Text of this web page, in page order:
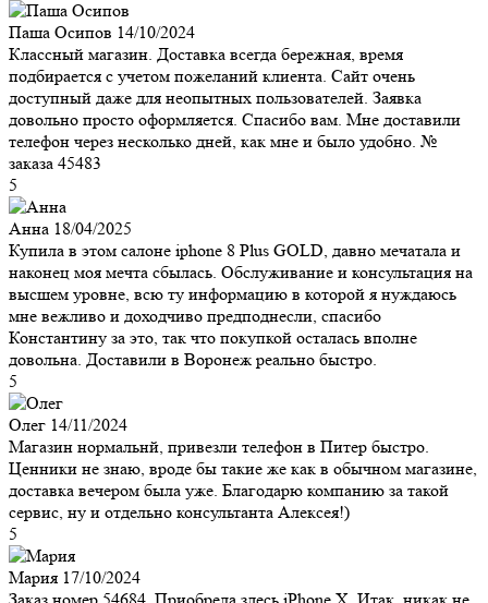
Паша Осипов 14/10/2024
Классный магазин. Доставка всегда бережная, время
подбирается с учетом пожеланий клиента. Сайт очень
доступный даже для неопытных пользователей. Заявка
довольно просто оформляется. Спасибо вам. Мне доставили
телефон через несколько дней, как мне и было удобно. №
заказа 45483
5
Анна 18/04/2025
Купила в этом салоне iphone 8 Plus GOLD, давно мечатала и
наконец моя мечта сбылась. Обслуживание и консультация на
высшем уровне, всю ту информацию в которой я нуждаюсь
мне вежливо и доходчиво предподнесли, спасибо
Константину за это, так что покупкой осталась вполне
довольна. Доставили в Воронеж реально быстро.
5
Олег 14/11/2024
Магазин нормальнй, привезли телефон в Питер быстро.
Ценники не знаю, вроде бы такие же как в обычном магазине,
доставка вечером была уже. Благодарю компанию за такой
сервис, ну и отдельно консультанта Алексея!)
5
Мария 17/10/2024